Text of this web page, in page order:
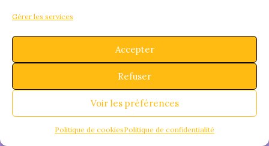
Gérer les services
Accepter
Refuser
Voir les préférences
Politique de cookiesPolitique de confidentialité